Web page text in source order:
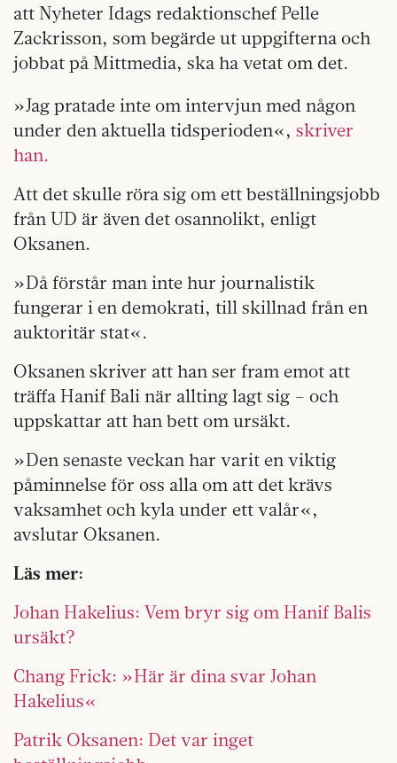
att Nyheter Idags redaktionschef Pelle
Zackrisson, som begärde ut uppgifterna och
jobbat på Mittmedia, ska ha vetat om det.
»Jag pratade inte om intervjun med någon
under den aktuella tidsperioden«, skriver
han.
Att det skulle röra sig om ett beställningsjobb
från UD är även det osannolikt, enligt
Oksanen.
»Då förstår man inte hur journalistik
fungerar i en demokrati, till skillnad från en
auktoritär stat«.
Oksanen skriver att han ser fram emot att
träffa Hanif Bali när allting lagt sig – och
uppskattar att han bett om ursäkt.
»Den senaste veckan har varit en viktig
påminnelse för oss alla om att det krävs
vaksamhet och kyla under ett valår«,
avslutar Oksanen.
Läs mer:
Johan Hakelius: Vem bryr sig om Hanif Balis
ursäkt?
Chang Frick: »Här är dina svar Johan
Hakelius«
Patrik Oksanen: Det var inget